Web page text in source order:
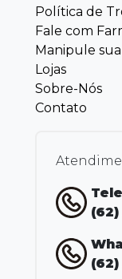
Política de
Fale com
Manipule
Lojas
Sobre-Nós
Contato
(62)
(62)